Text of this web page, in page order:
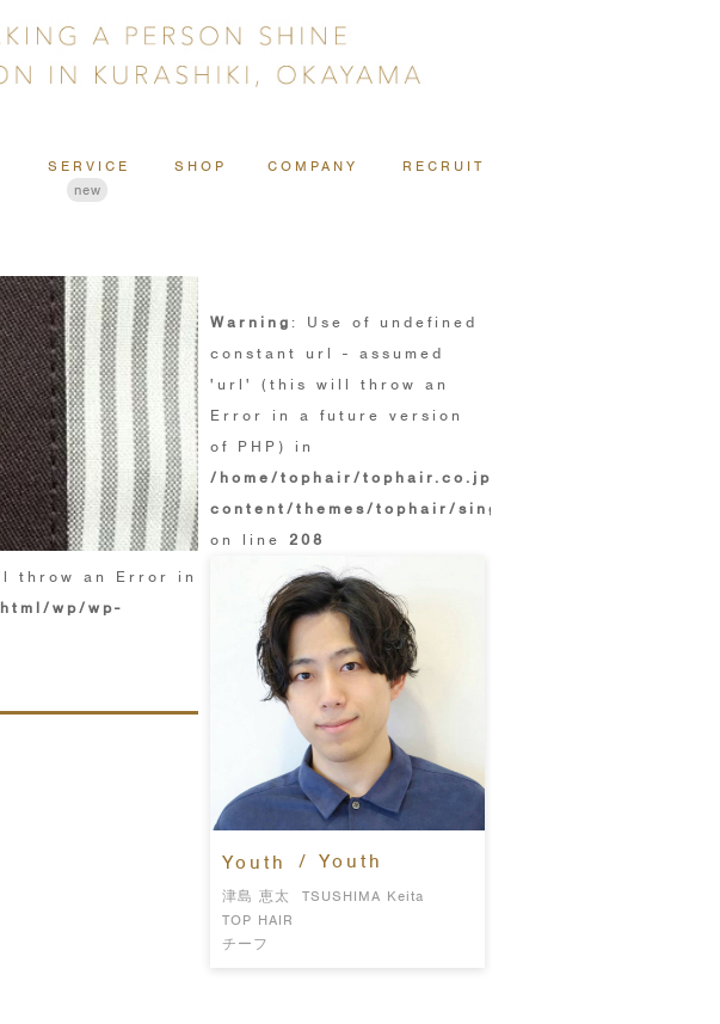
SERVICE
new
SHOP COMPANY RECRUIT
throw an Error in
wp/wp-
Warning : Use of undefined
constant url - assumed
'url' (this will throw an
Error in a future version
of PHP) in
/home/tophair/tophair.co.jp/public_html/wp/wp-
content/themes/tophair/single.php
on line 208
Youth / Youth
津島 恵太
TSUSHIMA Keita
TOP HAIR
チーフ